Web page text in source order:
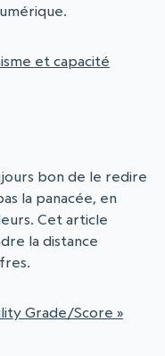
et capacité
bon de le redire
la panacée, en
Cet article
la distance
Grade/Score »